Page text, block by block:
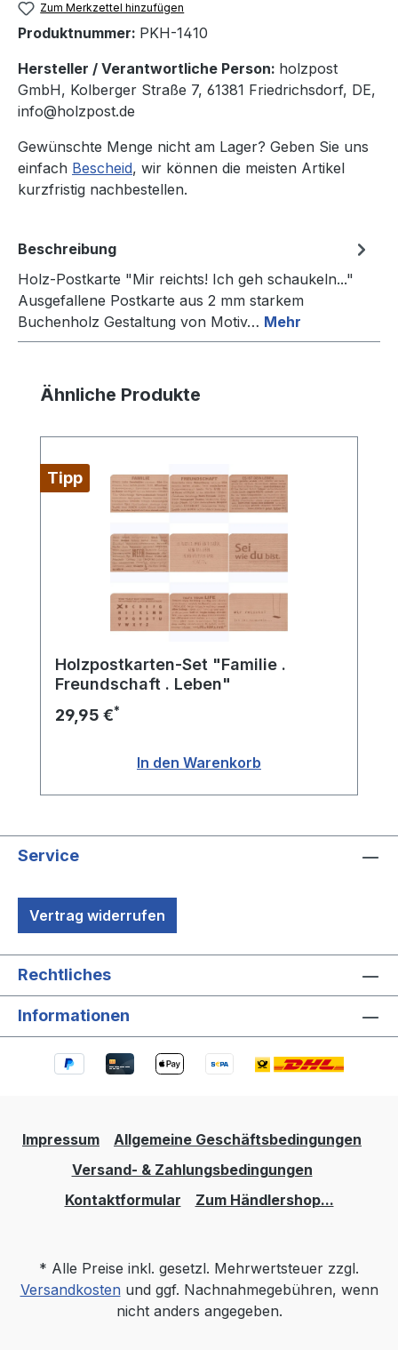
Zum Merkzettel hinzufügen
Produktnummer: PKH-1410
Hersteller / Verantwortliche Person: holzpost
GmbH, Kolberger Straße 7, 61381 Friedrichsdorf, DE,
info@holzpost.de
Gewünschte Menge nicht am Lager? Geben Sie uns
einfach Bescheid, wir können die meisten Artikel
kurzfristig nachbestellen.
Beschreibung
Holz-Postkarte "Mir reichts! Ich geh schaukeln..."
Ausgefallene Postkarte aus 2 mm starkem
Buchenholz Gestaltung von Motiv… Mehr
Produktgalerie überspringen
Ähnliche Produkte
Tipp
Holzpostkarten-Set "Familie .
Freundschaft . Leben"
29,95 €*
In den Warenkorb
Service
Vertrag widerrufen
Rechtliches
Informationen
Impressum
Allgemeine Geschäftsbedingungen
Versand- & Zahlungsbedingungen
Kontaktformular
Zum Händlershop...
* Alle Preise inkl. gesetzl. Mehrwertsteuer zzgl.
Versandkostenund ggf. Nachnahmegebühren, wenn
nicht anders angegeben.